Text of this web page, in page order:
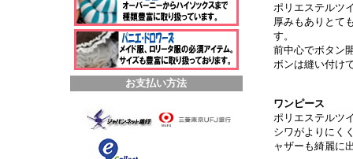
お支払い方法
ポリエステルツ
厚みもありとて
す。
前中心でボタン
ボンは縫い付け
ワンピース
ポリエステルツ
シワがよりにく
ャザーも綺麗に